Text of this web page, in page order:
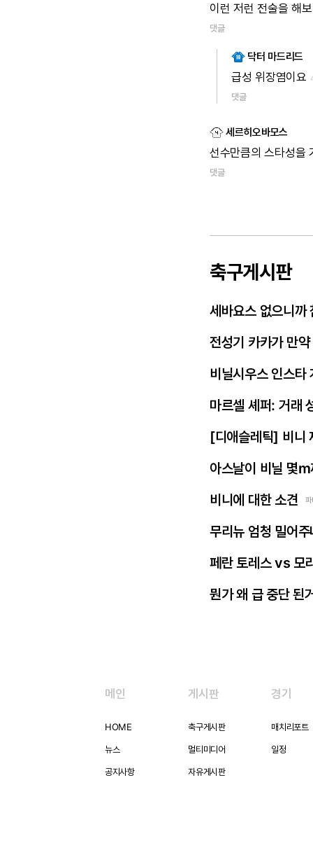
이런 저런 전술을 해
댓글
닥터 마드리드
급성 위장염이요
댓글
세르히오바모스
선수만큼의 스타성을
댓글
축구게시판
세바요스 없으니까
전성기 카카가 만
비닐시우스 인스타
마르셀 셰퍼: 거래
[디애슬레틱] 비니
아스날이 비닐 몇
비니에 대한 소견
무리뉴 엄청 밀어
페란 토레스 vs 모
뭔가 왜 급 중단 된
메인
HOME
뉴스
공지사항
게시판
축구게시판
멀티미디어
자유게시판
경기
매치리포트
일정